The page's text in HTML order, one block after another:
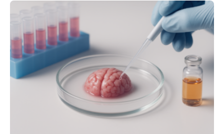
im Journal Circulation, warum der Energietransport bei
der Hypertrophen Kardiomyopathie (HCM) versagen
kann und wie sich durch eine Verringerung der
Herzbelastung und des oxidativen Stresses
Rhythmusstörungen reduzieren lassen. Würzburg. Die
hypertrophe Kardiomyopathie (HCM) ist die häufigste
erblich bedingte Herzerkrankung. Sie führt dazu, dass
sich die linke Herzkammer verdickt, der Herzmuskel zu
stark kontrahiert…